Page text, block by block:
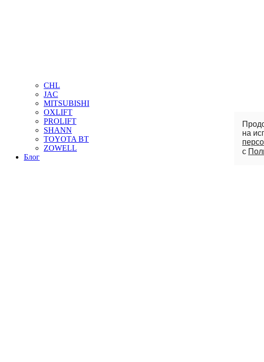
CHL
JAC
MITSUBISHI
OXLIFT
PROLIFT
SHANN
TOYOTA BT
ZOWELL
Блог
на
с